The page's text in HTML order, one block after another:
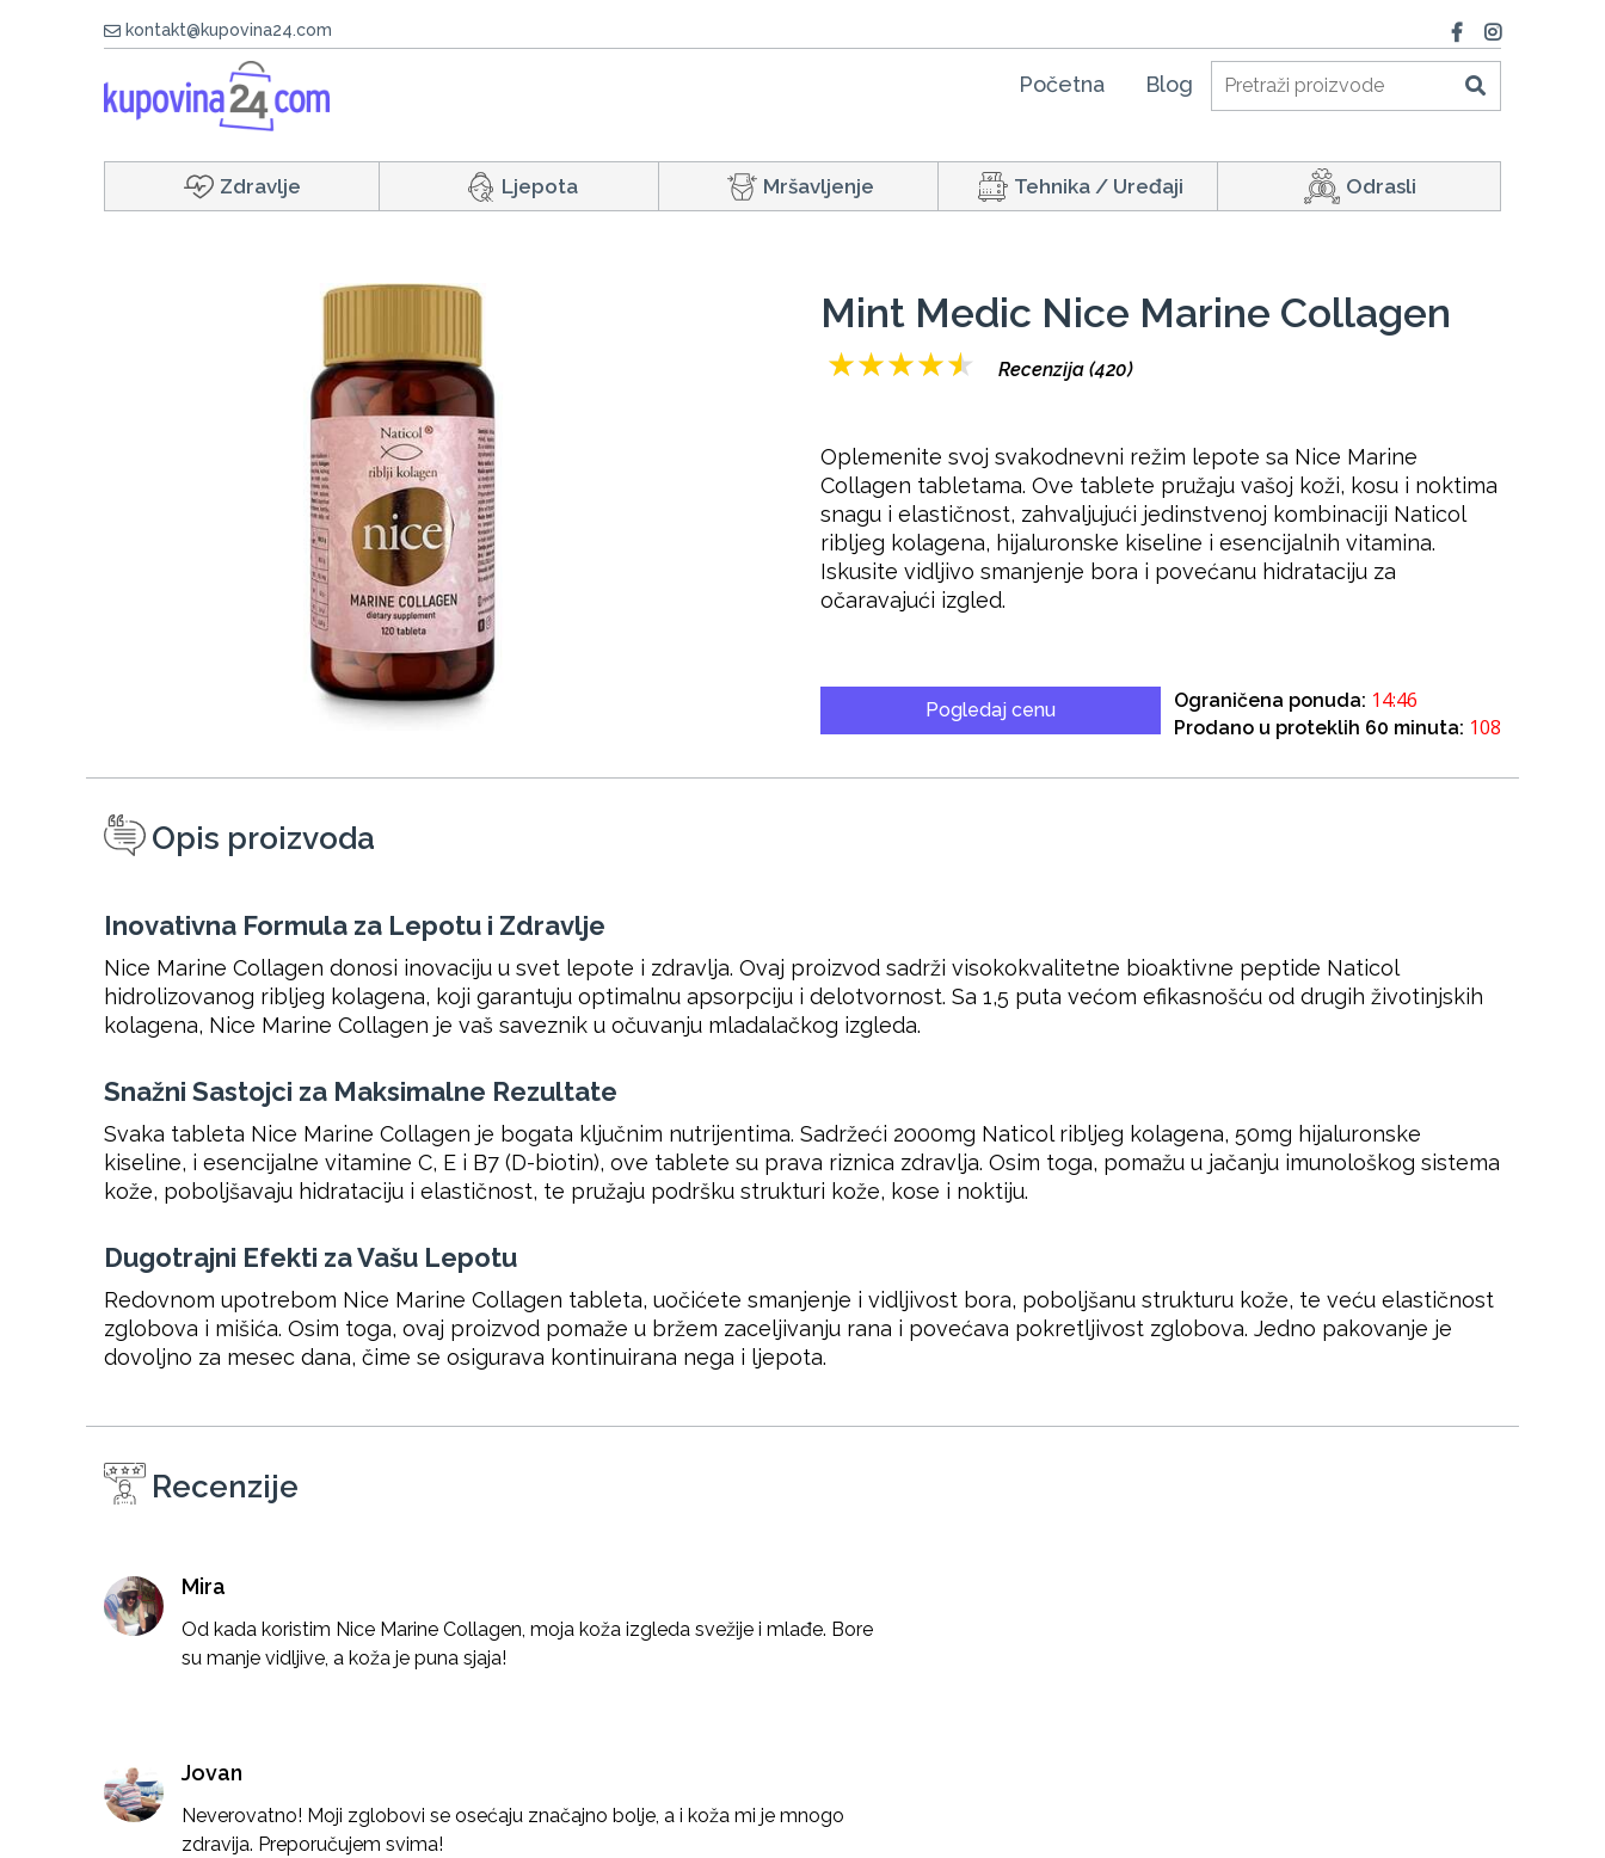
kontakt@kupovina24.com
Početna Blog
Zdravlje Ljepota Mršavljenje Tehnika / Uređaji Odrasli
Mint Medic Nice Marine Collagen
★★★★★ Recenzija (420)
Oplemenite svoj svakodnevni režim lepote sa Nice Marine
Collagen tabletama. Ove tablete pružaju vašoj koži, kosu i noktima
snagu i elastičnost, zahvaljujući jedinstvenoj kombinaciji Naticol
ribljeg kolagena, hijaluronske kiseline i esencijalnih vitamina.
Iskusite vidljivo smanjenje bora i povećanu hidrataciju za
očaravajući izgled.
Pogledaj cenu Ograničena ponuda: 14:46
Prodano u proteklih 60 minuta: 108
Opis proizvoda
Inovativna Formula za Lepotu i Zdravlje
Nice Marine Collagen donosi inovaciju u svet lepote i zdravlja. Ovaj proizvod sadrži visokokvalitetne bioaktivne peptide Naticol
hidrolizovanog ribljeg kolagena, koji garantuju optimalnu apsorpciju i delotvornost. Sa 1,5 puta većom efikasnošću od drugih životinjskih
kolagena, Nice Marine Collagen je vaš saveznik u očuvanju mladalačkog izgleda.
Snažni Sastojci za Maksimalne Rezultate
Svaka tableta Nice Marine Collagen je bogata ključnim nutrijentima. Sadržeći 2000mg Naticol ribljeg kolagena, 50mg hijaluronske
kiseline, i esencijalne vitamine C, E i B7 (D-biotin), ove tablete su prava riznica zdravlja. Osim toga, pomažu u jačanju imunološkog sistema
kože, poboljšavaju hidrataciju i elastičnost, te pružaju podršku strukturi kože, kose i noktiju.
Dugotrajni Efekti za Vašu Lepotu
Redovnom upotrebom Nice Marine Collagen tableta, uočićete smanjenje i vidljivost bora, poboljšanu strukturu kože, te veću elastičnost
zglobova i mišića. Osim toga, ovaj proizvod pomaže u bržem zaceljivanju rana i povećava pokretljivost zglobova. Jedno pakovanje je
dovoljno za mesec dana, čime se osigurava kontinuirana nega i ljepota.
Recenzije
Mira
Od kada koristim Nice Marine Collagen, moja koža izgleda svežije i mlađe. Bore
su manje vidljive, a koža je puna sjaja!
Jovan
Neverovatno! Moji zglobovi se osećaju značajno bolje, a i koža mi je mnogo
zdravija. Preporučujem svima!